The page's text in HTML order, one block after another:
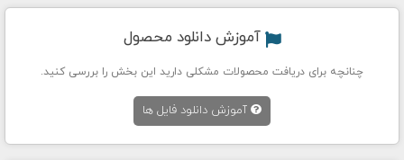
آموزش دانلود محصول
چنانچه برای دریافت محصولات مشکلی دارید این بخش را بررسی کنید.
آموزش دانلود فایل ها